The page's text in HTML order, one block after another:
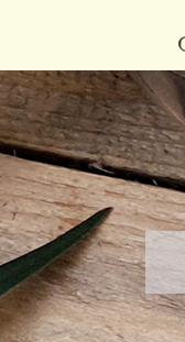
ン
ツ
へ
ス
キ
ッ
プ
ー
シ
ョ
ン
に
移
動